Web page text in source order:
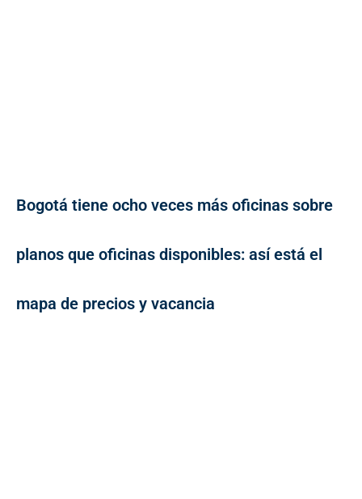
Bogotá tiene ocho veces más oficinas sobre
planos que oficinas disponibles: así está el
mapa de precios y vacancia